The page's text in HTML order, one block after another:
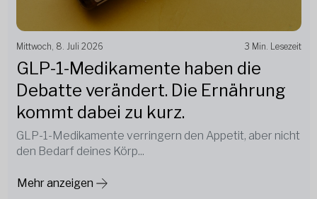
Mittwoch, 8. Juli 2026 3 Min. Lesezeit
GLP-1-Medikamente haben die
Debatte verändert. Die Ernährung
kommt dabei zu kurz.
GLP-1-Medikamente verringern den Appetit, aber nicht
den Bedarf deines Körp...
Mehr anzeigen